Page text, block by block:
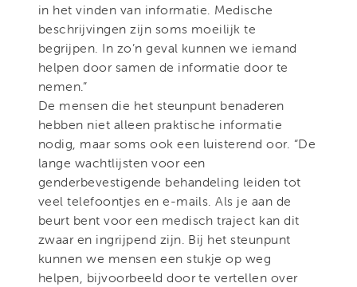
in het vinden van informatie. Medische
beschrijvingen zijn soms moeilijk te
begrijpen. In zo’n geval kunnen we iemand
helpen door samen de informatie door te
nemen.”
De mensen die het steunpunt benaderen
hebben niet alleen praktische informatie
nodig, maar soms ook een luisterend oor. “De
lange wachtlijsten voor een
genderbevestigende behandeling leiden tot
veel telefoontjes en e-mails. Als je aan de
beurt bent voor een medisch traject kan dit
zwaar en ingrijpend zijn. Bij het steunpunt
kunnen we mensen een stukje op weg
helpen, bijvoorbeeld door te vertellen over